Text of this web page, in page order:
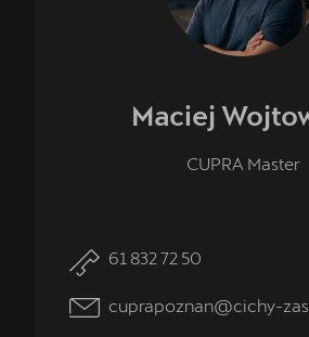
Maciej
CUPRA Master
61 832 72 50
cuprapoznan@cichy-